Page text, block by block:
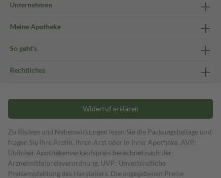
Unternehmen
Meine Apotheke
So geht's
Rechtliches
Widerruf erklären
Zu Risiken und Nebenwirkungen lesen Sie die Packungsbeilage und
fragen Sie Ihre Ärztin, Ihren Arzt oder in Ihrer Apotheke. AVP:
Üblicher Apothekenverkaufspreis berechnet nach der
Arzneimittelpreisverordnung. UVP: Unverbindliche
Preisempfehlung des Herstellers. Die angegebenen Preise